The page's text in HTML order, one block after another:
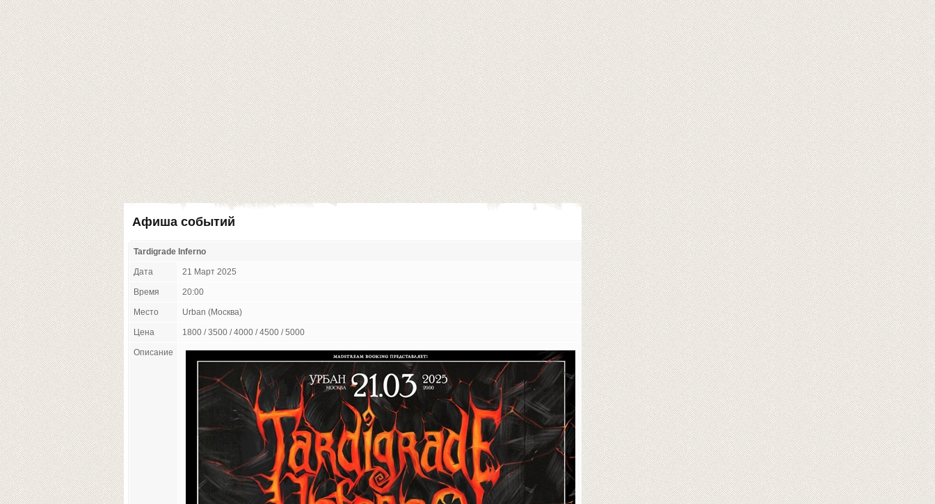
Афиша событий
Tardigrade Inferno
Дата 21 Март 2025
Время 20:00
Место Urban (Москва)
Цена 1800 / 3500 / 4000 / 4500 / 5000
Описание